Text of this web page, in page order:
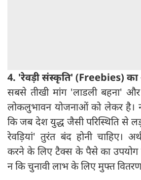
4. 'रेवड़ी संस्कृति' (Freebies)
सबसे तीखी मांग 'लाडली बहना'
लोकलुभावन योजनाओं को लेकर है।
कि जब देश युद्ध जैसी परिस्थिति से
रेवड़ियां' तुरंत बंद होनी चाहिए।
करने के लिए टैक्स के पैसे का उपयोग
न कि चुनावी लाभ के लिए मुफ्त